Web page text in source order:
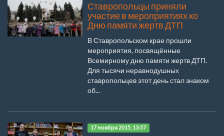
Ставропольцы приняли
участие в мероприятиях ко
Дню памяти жертв ДТП
В Ставропольском крае прошли
мероприятия, посвящённые
Всемирному дню памяти жертв ДТП.
Для тысячи неравнодушных
ставропольцев этот день стал знаком
об...
17 ноября 2015, 13:57